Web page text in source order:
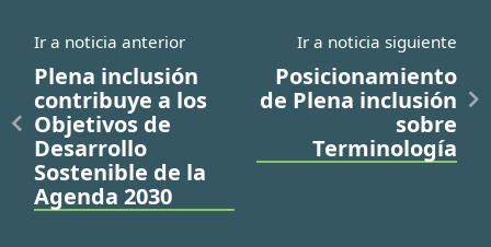
Ir a noticia anterior
Plena inclusión
contribuye a los
Objetivos de
Desarrollo
Sostenible de la
Agenda 2030
Ir a noticia siguiente
Posicionamiento
de Plena inclusión
sobre
Terminología